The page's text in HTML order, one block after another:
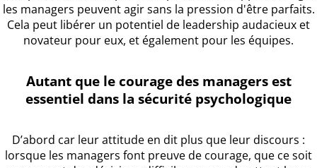
les managers peuvent agir sans la pression d'être parfaits.
Cela peut libérer un potentiel de leadership audacieux et
novateur pour eux, et également pour les équipes.
Autant que le courage des managers est
essentiel dans la sécurité psychologique
D’abord car leur attitude en dit plus que leur discours :
lorsque les managers font preuve de courage, que ce soit